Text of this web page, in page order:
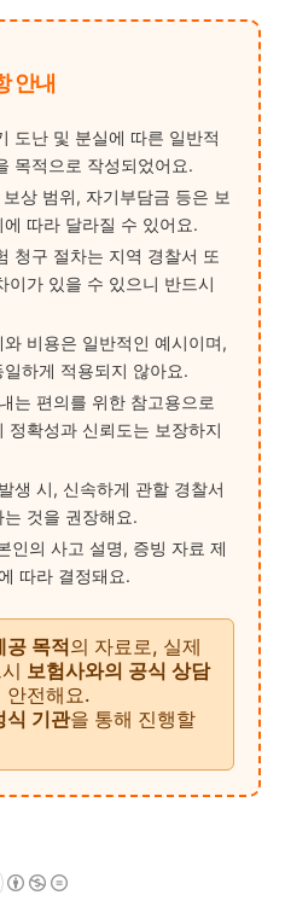
안내
도난 및 분실에 따른 일반적
목적으로 작성되었어요.
상 범위, 자기부담금 등은 보
따라 달라질 수 있어요.
청구 절차는 지역 경찰서 또
이가 있을 수 있으니 반드시
비용은 일반적인 예시이며,
하게 적용되지 않아요.
는 편의를 위한 참고용으로
정확성과 신뢰도는 보장하지
생 시, 신속하게 관할 경찰서
것을 권장해요.
인의 사고 설명, 증빙 자료 제
따라 결정돼요.
공 목적의 자료로, 실제
보험사와의 공식 상담
안전해요.
식 기관을 통해 진행할